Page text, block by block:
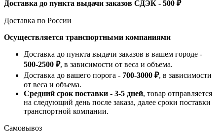
Доставка до пункта выдачи заказов СДЭК - 500 ₽
Доставка по России
Осуществляется транспортными компаниями
Доставка до пункта выдачи заказов в вашем городе -
500-2500 ₽, в зависимости от веса и объема.
Доставка до вашего порога - 700-3000 ₽, в зависимости
от веса и объема.
Средний срок поставки - 3-5 дней, товар отправляется
на следующий день после заказа, далее сроки поставки
транспортной компании.
Самовывоз